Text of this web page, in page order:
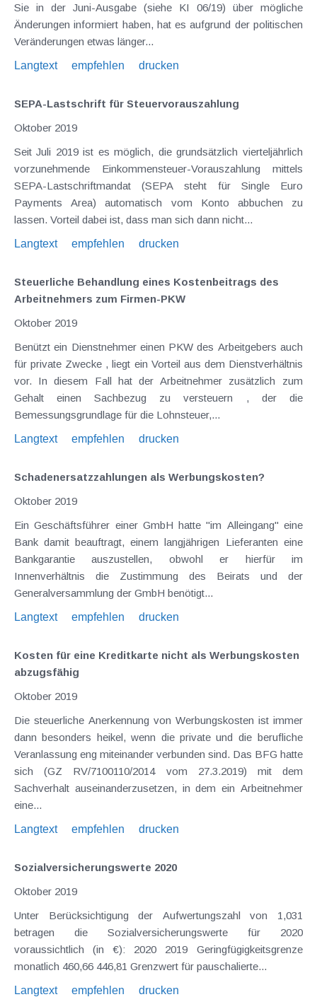
Sie in der Juni-Ausgabe (siehe KI 06/19) über mögliche
Änderungen informiert haben, hat es aufgrund der politischen
Veränderungen etwas länger...
Langtext
empfehlen drucken
SEPA-Lastschrift für Steuervorauszahlung
Oktober 2019
Seit Juli 2019 ist es möglich, die grundsätzlich vierteljährlich
vorzunehmende Einkommensteuer-Vorauszahlung mittels
SEPA-Lastschriftmandat (SEPA steht für Single Euro
Payments Area) automatisch vom Konto abbuchen zu
lassen. Vorteil dabei ist, dass man sich dann nicht...
Langtext
empfehlen drucken
Steuerliche Behandlung eines Kostenbeitrags des
Arbeitnehmers zum Firmen-PKW
Oktober 2019
Benützt ein Dienstnehmer einen PKW des Arbeitgebers auch
für private Zwecke , liegt ein Vorteil aus dem Dienstverhältnis
vor. In diesem Fall hat der Arbeitnehmer zusätzlich zum
Gehalt einen Sachbezug zu versteuern , der die
Bemessungsgrundlage für die Lohnsteuer,...
Langtext
empfehlen drucken
Schadenersatzzahlungen als Werbungskosten?
Oktober 2019
Ein Geschäftsführer einer GmbH hatte "im Alleingang" eine
Bank damit beauftragt, einem langjährigen Lieferanten eine
Bankgarantie auszustellen, obwohl er hierfür im
Innenverhältnis die Zustimmung des Beirats und der
Generalversammlung der GmbH benötigt...
Langtext
empfehlen drucken
Kosten für eine Kreditkarte nicht als Werbungskosten
abzugsfähig
Oktober 2019
Die steuerliche Anerkennung von Werbungskosten ist immer
dann besonders heikel, wenn die private und die berufliche
Veranlassung eng miteinander verbunden sind. Das BFG hatte
sich (GZ RV/7100110/2014 vom 27.3.2019) mit dem
Sachverhalt auseinanderzusetzen, in dem ein Arbeitnehmer
eine...
Langtext
empfehlen drucken
Sozialversicherungswerte 2020
Oktober 2019
Unter Berücksichtigung der Aufwertungszahl von 1,031
betragen die Sozialversicherungswerte für 2020
voraussichtlich (in €): 2020 2019 Geringfügigkeitsgrenze
monatlich 460,66 446,81 Grenzwert für pauschalierte...
Langtext
empfehlen drucken